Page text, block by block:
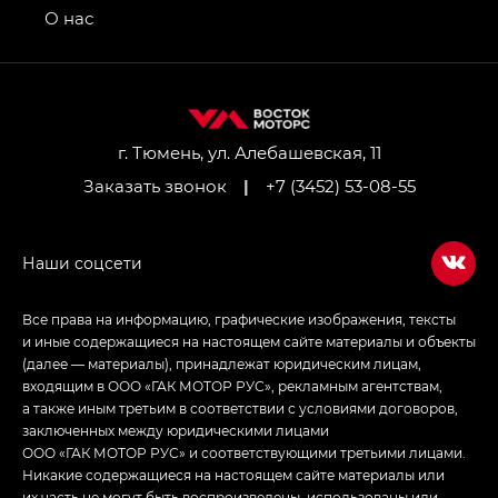
привод — GB AWD, Джи Эль Полный привод —
Джи Икс ПРЕМИУМ — GX PREMIUM, ЛАУНЖ —
LOUNGE
Empow — Эмпау (Empow) в комплектации
г. Тюмень, ул. Алебашевская, 11
Заказать звонок
| +7 (3452) 53-08-55
О нас
Все права на информацию, графические изображения, тексты
и иные содержащиеся на настоящем сайте материалы и объекты
(далее — материалы), принадлежат юридическим лицам,
входящим в ООО «ГАК МОТОР РУС», рекламным агентствам,
а также иным третьим в соответствии с условиями договоров,
заключенных между юридическими лицами
ООО «ГАК МОТОР РУС» и соответствующими третьими лицами.
Никакие содержащиеся на настоящем сайте материалы или